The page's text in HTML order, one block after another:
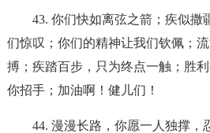
43. 你们快如离弦之箭；疾似撒
们惊叹；你们的精神让我们钦佩；
搏；疾踏百步，只为终点一触；胜
你招手；加油啊！健儿们！
44. 漫漫长路，你愿一人独撑，